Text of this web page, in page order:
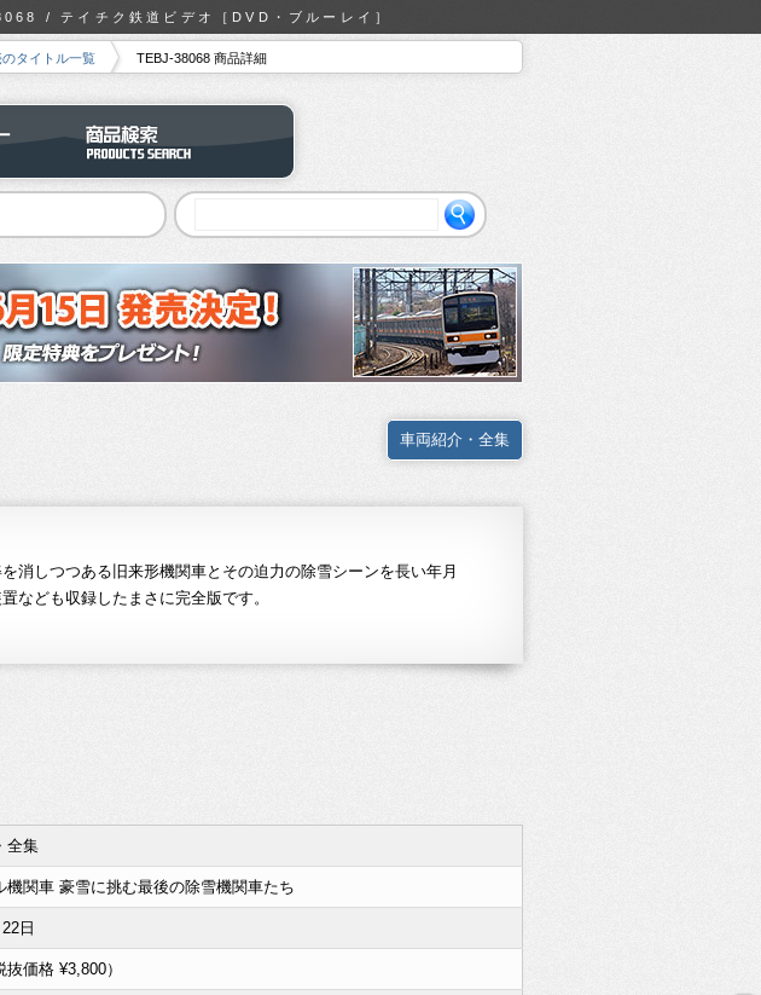
/ テイチク鉄道ビデオ［DVD・ブルーレイ］
タイトル一覧 TEBJ-38068 商品詳細
車両紹介・全集
消しつつある旧来形機関車とその迫力の除雪シーンを長い年月
なども収録したまさに完全版です。
全集
機関車 豪雪に挑む最後の除雪機関車たち
日
価格 ¥3,800）